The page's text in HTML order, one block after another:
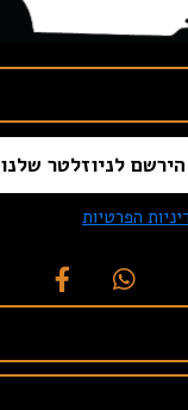
הפרטיות
הירשם לניוזלטר שלנו